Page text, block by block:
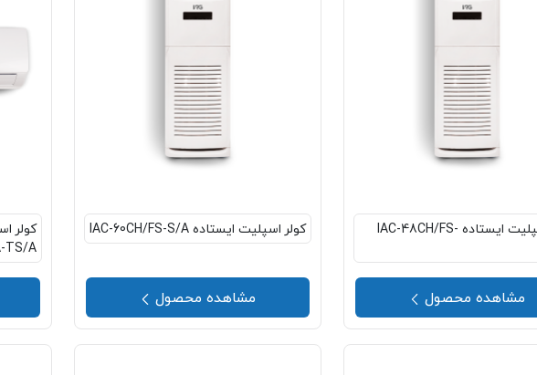
کولر اسپلیت ایستاده IAC-48CH/FS-
مشاهده محصول
کولر اسپلیت ایستاده IAC-60CH/FS-S/A
مشاهده محصول
TS/A